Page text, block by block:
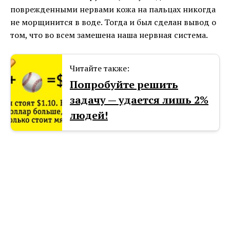
поврежденными нервами кожа на пальцах никогда
не морщинится в воде. Тогда и был сделан вывод о
том, что во всем замешена наша нервная система.
Читайте также:
Попробуйте решить
задачу — удается лишь 2%
людей!